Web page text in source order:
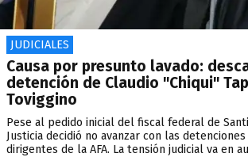
JUDICIALES
Causa por presunto lavado:
detención de Claudio "Chiqui"
Toviggino
Pese al pedido inicial del fiscal federal de
Justicia decidió no avanzar con las
dirigentes de la AFA. La tensión judicial va en